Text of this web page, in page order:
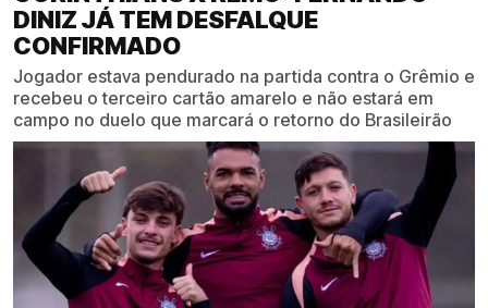
DINIZ JÁ TEM DESFALQUE
CONFIRMADO
Jogador estava pendurado na partida contra o Grêmio e
recebeu o terceiro cartão amarelo e não estará em
campo no duelo que marcará o retorno do Brasileirão